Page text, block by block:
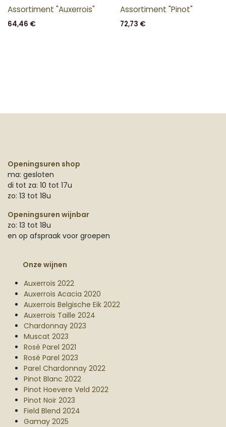
Assortiment "Auxerrois"
64,46 €
Assortiment "Pinot"
72,73 €
Openingsuren shop
ma: gesloten
di tot za: 10 tot 17u
zo: 13 tot 18u
Openingsuren wijnbar
zo: 13 tot 18u
en op afspraak voor groepen
Onze wijnen
Auxerrois 2022
Auxerrois Acacia 2020
Auxerrois Belgische Eik 2022
Auxerrois Taille 2024
Chardonnay 2023
Muscat 2023
Rosé Parel 2021
Rosé Parel 2023
Parel Chardonnay 2022
Pinot Blanc 2022
Pinot Hoevere Veld 2022
Pinot Noir 2023
Field Blend 2024
Gamay 2025